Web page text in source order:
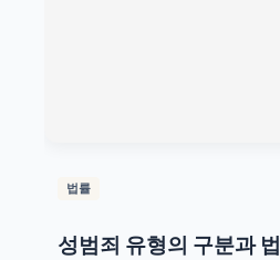
법률
성범죄 유형의 구분과